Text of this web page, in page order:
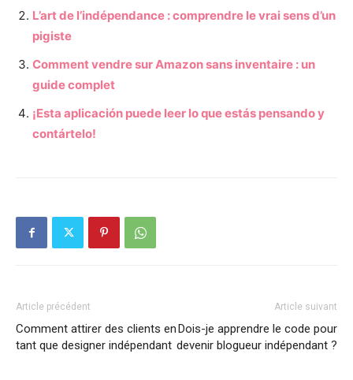
L’art de l’indépendance : comprendre le vrai sens d’un
pigiste
Comment vendre sur Amazon sans inventaire : un
guide complet
¡Esta aplicación puede leer lo que estás pensando y
contártelo!
Article précédent
Comment attirer des clients en
tant que designer indépendant
Article suivant
Dois-je apprendre le code pour
devenir blogueur indépendant ?